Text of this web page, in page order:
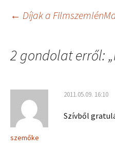
Bejegyzés
navigáció
← Díjak a Filmszemlén
2 gondolat erről: „
szemőke
2011.05.09. 16:10
Szívből